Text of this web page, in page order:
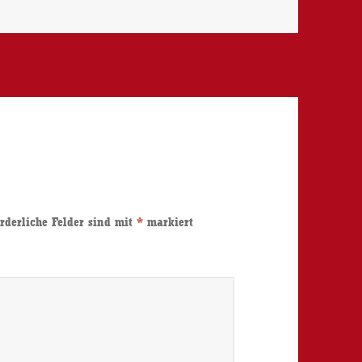
Felder sind mit* markiert